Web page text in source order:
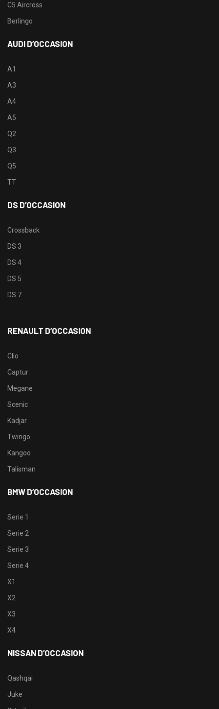
C5 Aircross
Berlingo
AUDI D’OCCASION
A1
A3
A4
A5
Q2
Q3
Q5
TT
DS D’OCCASION
Crossback
DS 3
DS 4
DS 5
DS 7
RENAULT D’OCCASION
Clio
Captur
Megane
Scenic
Kadjar
Twingo
Kangoo
Talisman
BMW D’OCCASION
Serie 1
Serie 2
Serie 3
Serie 4
X1
X2
X3
X4
NISSAN D’OCCASION
Qashqai
Juke